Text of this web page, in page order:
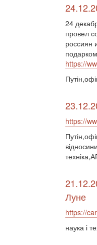
24
провел
россиян
https://
https://
Луне
https://
наука і